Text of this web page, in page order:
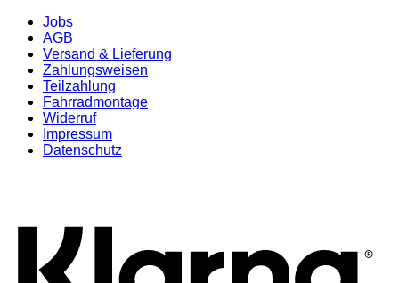
Jobs
AGB
Versand & Lieferung
Zahlungsweisen
Teilzahlung
Fahrradmontage
Widerruf
Impressum
Datenschutz